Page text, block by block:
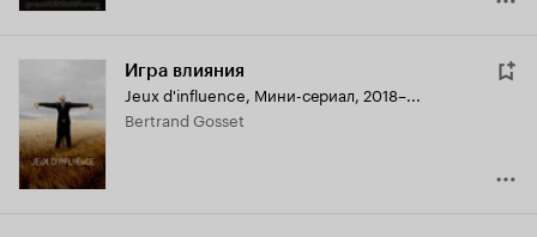
Игра влияния
Jeux d'influence, Мини-сериал, 2018–...
Bertrand Gosset